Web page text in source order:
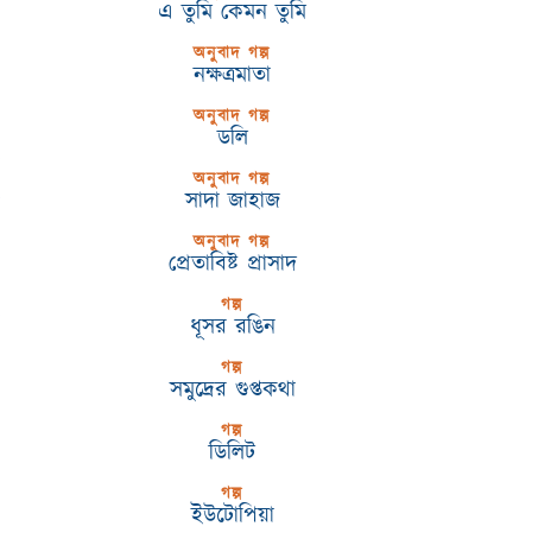
এ তুমি কেমন তুমি
অনুবাদ গল্প
নক্ষত্রমাতা
অনুবাদ গল্প
ডলি
অনুবাদ গল্প
সাদা জাহাজ
অনুবাদ গল্প
প্রেতাবিষ্ট প্রাসাদ
গল্প
ধূসর রঙিন
গল্প
সমুদ্রের গুপ্তকথা
গল্প
ডিলিট
গল্প
ইউটোপিয়া